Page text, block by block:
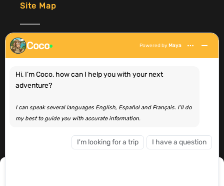
Site Map
Home
Browse By Location
View All Adventures
About Us
Coco Powered by Maya
Hi, I’m Coco, how can I help you with your next
adventure?
I can speak several languages English, Español and Français. I’ll do
my best to guide you with accurate information.
I'm looking for a trip I have a question